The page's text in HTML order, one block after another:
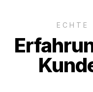
ECHTE